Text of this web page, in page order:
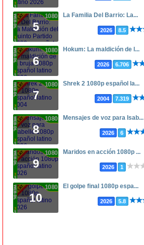
5
1080p La Familia Del Barrio: La...
2026 8.5
6
1080p Hokum: La maldición de l...
2026 6.706
7
1080p Shrek 2 1080p español la...
2004 7.319
8
1080p Mensajes de voz para Isab...
2026 6
9
1080p Maridos en acción 1080p ...
2026 1
10
1080p El golpe final 1080p espa...
2026 5.8